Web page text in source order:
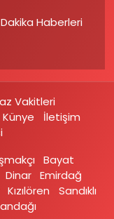
Haberleri
Vakitleri
Künye
İletişim
Bayat
Dinar Emirdağ‎
Kızılören‎
Sandıklı‎